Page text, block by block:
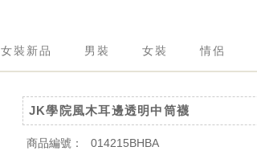
女裝新品 男裝 女裝 情侶
JK學院風木耳邊透明中筒襪
商品編號： 014215BHBA